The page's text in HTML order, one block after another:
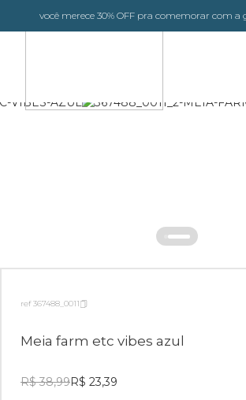
você merece 30% OFF pra comemorar com a
ref 367488_0011
Meia farm etc vibes azul
R$ 38,99R$ 23,39